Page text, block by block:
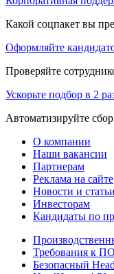
Какой соцпакет вы
Оформляйте
Проверяйте
Ускорьте подбор в 2
Автоматизируйте
О компании
Наши вакансии
Партнерам
Реклама на сайте
Новости и статьи
Инвесторам
Кандидаты по
Требования к ПО
Безопасный